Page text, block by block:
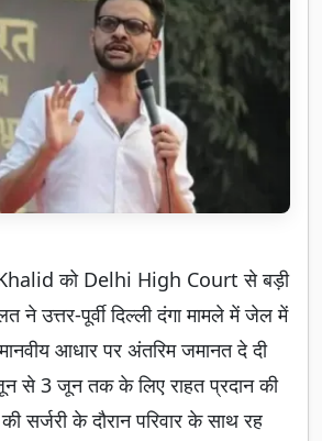
को Delhi High Court से बड़ी
ने उत्तर-पूर्वी दिल्ली दंगा मामले में जेल में
आधार पर अंतरिम जमानत दे दी
से 3 जून तक के लिए राहत प्रदान की
सर्जरी के दौरान परिवार के साथ रह